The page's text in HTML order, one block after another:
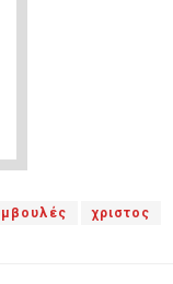
χριστος